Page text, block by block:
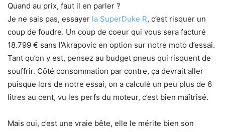
Quand au prix, faut il en parler ?
Je ne sais pas, essayer la SuperDuke R, c’est risquer un
coup de foudre. Un coup de coeur qui vous sera facturé
18.799 € sans l’Akrapovic en option sur notre moto d’essai.
Tant qu’on y est, pensez au budget pneus qui risquent de
souffrir. Côté consommation par contre, ça devrait aller
puisque lors de notre essai, on a calculé un peu plus de 6
litres au cent, vu les perfs du moteur, c’est bien maîtrisé.
Mais oui, c’est une vraie bête, elle le mérite bien son